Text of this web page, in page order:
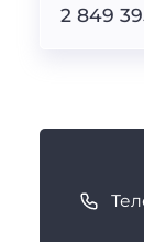
2 849